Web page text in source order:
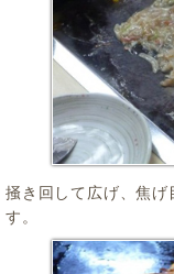
掻き回して広げ、焦
す。